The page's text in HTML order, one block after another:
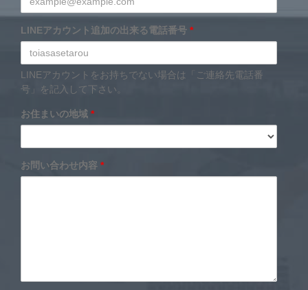
LINEアカウント追加の出来る電話番号 *
LINEアカウントをお持ちでない場合は「ご連絡先電話番
号」を記入して下さい。
お住まいの地域 *
お問い合わせ内容 *